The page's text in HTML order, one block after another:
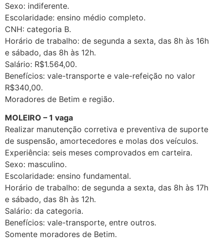
Sexo: indiferente.
Escolaridade: ensino médio completo.
CNH: categoria B.
Horário de trabalho: de segunda a sexta, das 8h às 16h
e sábado, das 8h às 12h.
Salário: R$1.564,00.
Benefícios: vale-transporte e vale-refeição no valor
R$340,00.
Moradores de Betim e região.
MOLEIRO – 1 vaga
Realizar manutenção corretiva e preventiva de suporte
de suspensão, amortecedores e molas dos veículos.
Experiência: seis meses comprovados em carteira.
Sexo: masculino.
Escolaridade: ensino fundamental.
Horário de trabalho: de segunda a sexta, das 8h às 17h
e sábado, das 8h às 12h.
Salário: da categoria.
Benefícios: vale-transporte, entre outros.
Somente moradores de Betim.